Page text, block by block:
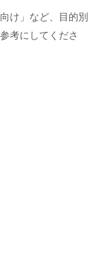
け」など、目的別
考にしてくださ